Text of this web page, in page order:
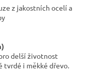
z jakostních ocelí a
delší životnost
tvrdé i měkké dřevo.